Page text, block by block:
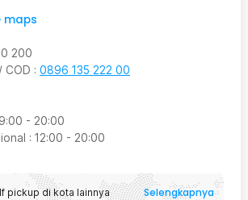
maps
200
COD : 0896 135 222 00
- 20:00
: 12:00 - 20:00
pickup di kota lainnya Selengkapnya